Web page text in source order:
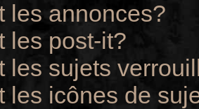
les annonces?
les post-it?
les sujets
les icônes de